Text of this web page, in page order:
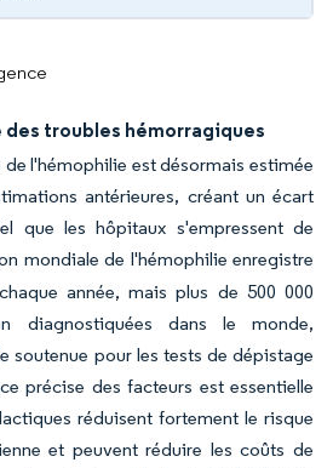
troubles hémorragiques
l'hémophilie est désormais estimée
antérieures, créant un écart
que les hôpitaux s'empressent de
mondiale de l'hémophilie enregistre
année, mais plus de 500 000
diagnostiquées dans le monde,
soutenue pour les tests de dépistage
précise des facteurs est essentielle
réduisent fortement le risque
et peuvent réduire les coûts de